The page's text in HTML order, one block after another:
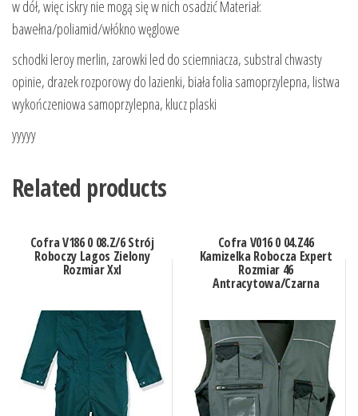
w dół, więc iskry nie mogą się w nich osadzić Materiał:
bawełna/poliamid/włókno węglowe
schodki leroy merlin, zarowki led do sciemniacza, substral chwasty
opinie, drazek rozporowy do lazienki, biała folia samoprzylepna, listwa
wykończeniowa samoprzylepna, klucz plaski
yyyyy
Related products
Cofra V186 0 08.Z/6 Strój
Roboczy Lagos Zielony
Rozmiar Xxl
Cofra V016 0 04.Z46
Kamizelka Robocza Expert
Rozmiar 46
Antracytowa/Czarna